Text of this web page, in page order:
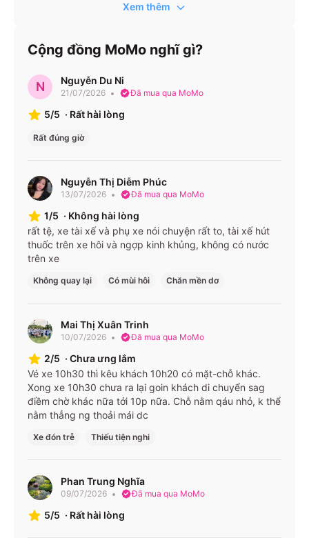
TP. Hồ Chí Minh và các tỉnh Bình Thuận, Ninh Thuận.
và lịch trình chạy linh hoạt là những yếu tố giúp Tân
Hoàng Anh trở thành lựa chọn hàng đầu của nhiều hành
khách.
Tuyến xe – Giá vé – Lịch chạy – Loại xe
Tuyến xe
Hồ Chí
Minh ↔
Bình Thuận
Limousine
12 ghế
22:00
9:30 –
23:45
Thuận)
Giường
nằm 38
chỗ
190.000
34 phòng
Hồ Chí
Minh ↔
Ninh
Thuận
nằm 38
(HCM)
21:15
(Ninh
Thuận)
Limousine
34 phòng
220.000
Giá và lịch có thể thay đổi từng ngày – bạn nên kiểm tra
Điểm đón/trả & Văn phòng
Điểm đón, trả & văn phòng nhà xe tại TP. Hồ Chí Minh
Xem thêm
Cộng đồng MoMo nghĩ gì?
N Nguyễn Du Ni
21/07/2026 Đã mua qua MoMo
5/5 · Rất hài lòng
Rất đúng giờ
Nguyễn Thị Diễm Phúc
13/07/2026 Đã mua qua MoMo
1/5 · Không hài lòng
rất tệ, xe tài xế và phụ xe nói chuyện rất to, tài xế hút
thuốc trên xe hôi và ngợp kinh khủng, không có nước
trên xe
Không quay lại Có mùi hôi Chăn mền dơ
Mai Thị Xuân Trinh
10/07/2026 Đã mua qua MoMo
2/5 · Chưa ưng lắm
Vé xe 10h30 thì kêu khách 10h20 có mặt-chỗ khác.
Xong xe 10h30 chưa ra lại goin khách di chuyển sag
điềm chờ khác nữa tới 10p nữa. Chỗ nằm qáu nhỏ, k thể
nằm thẳng ng thoải mái dc
Xe đón trễ Thiếu tiện nghi
Phan Trung Nghĩa
09/07/2026 Đã mua qua MoMo
5/5 · Rất hài lòng